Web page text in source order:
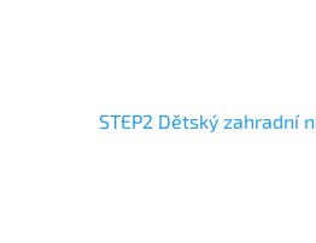
STEP2 Dětský zahradní